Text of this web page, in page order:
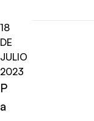
18
DE
JULIO
2023
P
a